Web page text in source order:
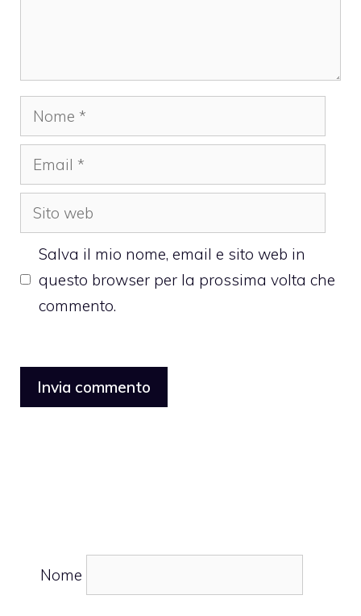
Nome
Email
Sito
web
Salva il mio nome, email e sito web in
questo browser per la prossima volta che
commento.
Nome